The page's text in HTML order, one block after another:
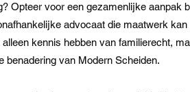
Opteer voor een gezamenlijke aanpak
advocaat die maatwerk
kennis hebben van familierecht,
benadering van Modern Scheiden.